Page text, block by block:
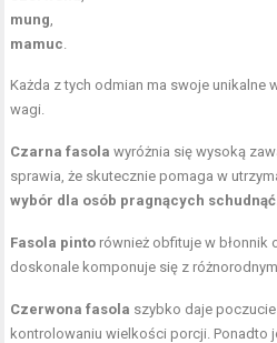
mung
mamuc
Każda z tych odmian ma swoje unikalne
wagi.
Czarna fasola wyróżnia się wysoką
sprawia, że skutecznie pomaga w
wybór dla osób pragnących
Fasola pinto również obfituje w błonnik
doskonale komponuje się z
Czerwona fasola szybko daje
kontrolowaniu wielkości porcji. Ponadto